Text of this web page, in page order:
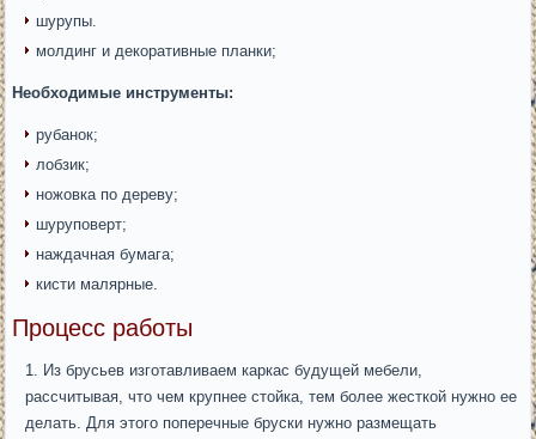
шурупы.
молдинг и декоративные планки;
Необходимые инструменты:
рубанок;
лобзик;
ножовка по дереву;
шуруповерт;
наждачная бумага;
кисти малярные.
Процесс работы
Из брусьев изготавливаем каркас будущей мебели,
рассчитывая, что чем крупнее стойка, тем более жесткой нужно ее
делать. Для этого поперечные бруски нужно размещать